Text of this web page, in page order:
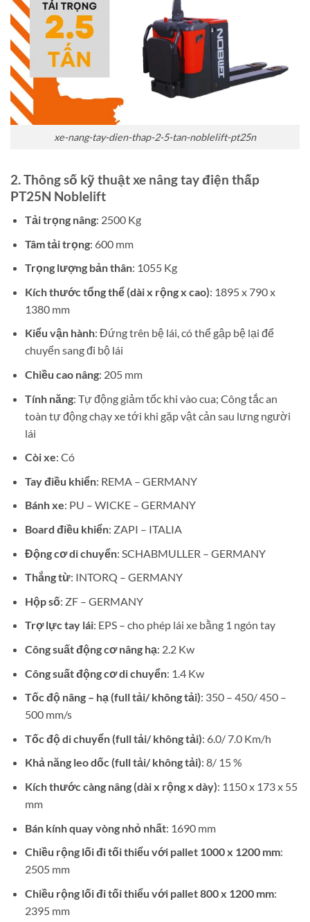
xe-nang-tay-dien-thap-2-5-tan-noblelift-pt25n
2. Thông số kỹ thuật xe nâng tay điện thấp
PT25N Noblelift
Tải trọng nâng: 2500 Kg
Tâm tải trọng: 600 mm
Trọng lượng bản thân: 1055 Kg
Kích thước tổng thể (dài x rộng x cao): 1895 x 790 x
1380 mm
Kiểu vận hành: Đứng trên bệ lái, có thể gập bệ lại để
chuyển sang đi bộ lái
Chiều cao nâng: 205 mm
Tính năng: Tự động giảm tốc khi vào cua; Công tắc an
toàn tự động chạy xe tới khi gặp vật cản sau lưng người
lái
Còi xe: Có
Tay điều khiển: REMA – GERMANY
Bánh xe: PU – WICKE – GERMANY
Board điều khiển: ZAPI – ITALIA
Động cơ di chuyển: SCHABMULLER – GERMANY
Thắng từ: INTORQ – GERMANY
Hộp số: ZF – GERMANY
Trợ lực tay lái: EPS – cho phép lái xe bằng 1 ngón tay
Công suất động cơ nâng hạ: 2.2 Kw
Công suất động cơ di chuyển: 1.4 Kw
Tốc độ nâng – hạ (full tải/ không tải): 350 – 450/ 450 –
500 mm/s
Tốc độ di chuyển (full tải/ không tải): 6.0/ 7.0 Km/h
Khả năng leo dốc (full tải/ không tải): 8/ 15 %
Kích thước càng nâng (dài x rộng x dày): 1150 x 173 x 55
mm
Bán kính quay vòng nhỏ nhất: 1690 mm
Chiều rộng lối đi tối thiểu với pallet 1000 x 1200 mm:
2505 mm
Chiều rộng lối đi tối thiểu với pallet 800 x 1200 mm:
2395 mm